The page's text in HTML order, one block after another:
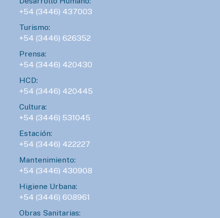
+54 (3446) 437003
Turismo:
+54 (3446) 626352
Prensa:
+54 (3446) 420430
HCD:
+54 (3446) 420445
Cultura:
+54 (3446) 531045
Estación:
+54 (3446) 422227
Mantenimiento:
+54 (3446) 430908
Higiene Urbana:
+54 (3446) 608961
Obras Sanitarias: